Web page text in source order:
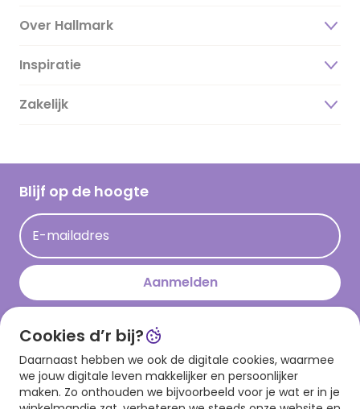
Over Hallmark
Over ons
Duurzaamheid
Hallmark Kaartclub
Acties
Persberichten
Hallmark en Kinderpostzegels
Inspiratie
Magazine
Cadeau inspiratie
Kaartinspiratie
Zakelijk
Blijf op de hoogte
E-mailadres
Aanmelden
Download onze app
Cookies d’r bij?
Daarnaast hebben we ook de digitale cookies, waarmee
we jouw digitale leven makkelijker en persoonlijker
maken. Zo onthouden we bijvoorbeeld voor je wat er in je